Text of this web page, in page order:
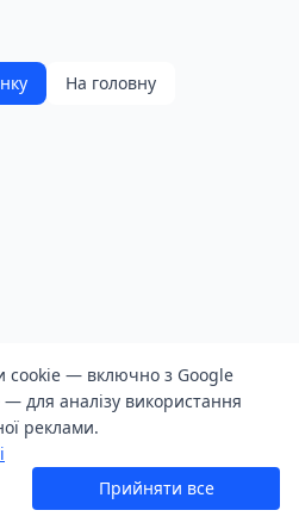
На головну
cookie — включно з Google
для аналізу використання
реклами.
Прийняти все